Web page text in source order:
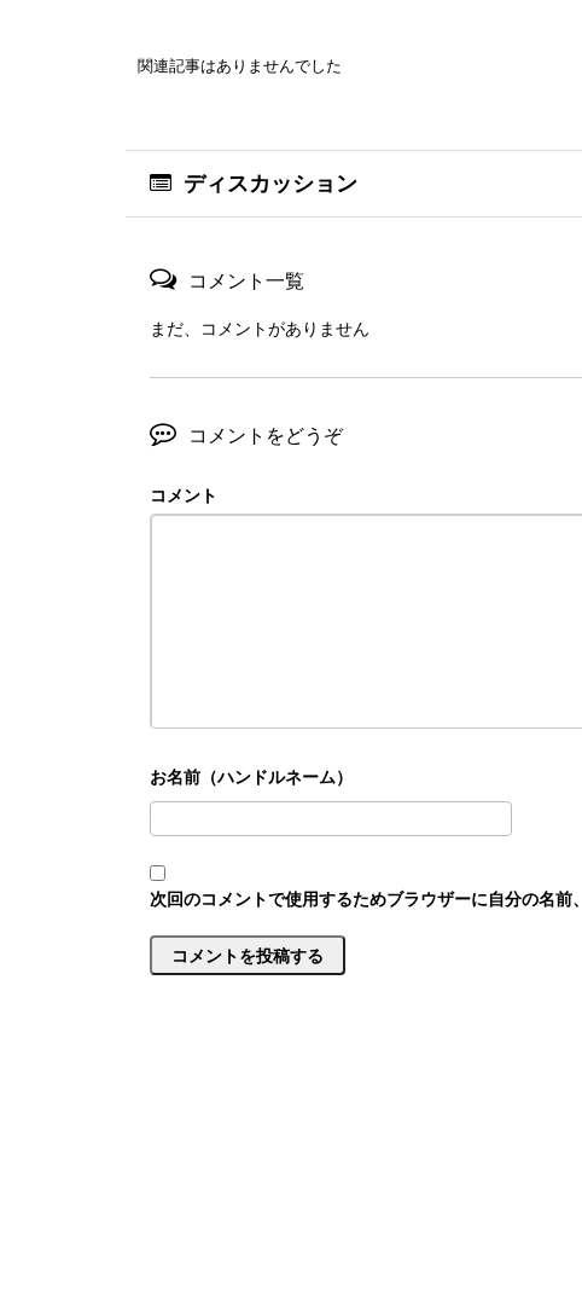
関連記事はありませんでした
ディスカッション
コメント一覧
まだ、コメントがありません
コメントをどうぞ
コメント
次回のコメントで使用するためブラウザーに自分の名前